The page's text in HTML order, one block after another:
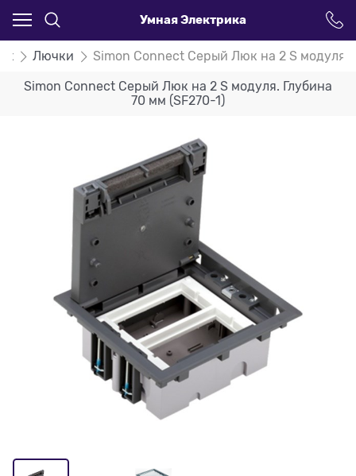
Умная Электрика
Лючки Simon Connect Серый Люк на 2 S модуля.
Simon Connect Серый Люк на 2 S модуля. Глубина
70 мм (SF270-1)